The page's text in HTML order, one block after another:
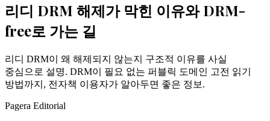
리디 DRM 해제가 막힌 이유와 DRM-
free로 가는 길
리디 DRM이 왜 해제되지 않는지 구조적 이유를 사실
중심으로 설명. DRM이 필요 없는 퍼블릭 도메인 고전 읽기
방법까지, 전자책 이용자가 알아두면 좋은 정보.
Pagera Editorial